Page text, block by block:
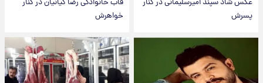
عکس شاد سپند امیرسلیمانی در کنار
پسرش
قاب خانوادگی رضا کیانیان در کنار
خواهرش